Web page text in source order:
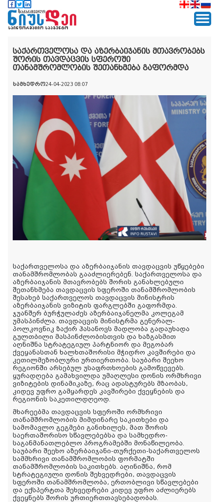
საქართველოსა და აზერბაიჯანის მთავრობებს
შორის თავდაცვის სფეროში
თანამშრომლობის შეთანხმება გაფორმდა
სამხედრო24-04-2023 08:07
საქართველოსა და აზერბაიჯანის თავდაცვის უწყებები
თანამშრომლობას გააძლიერებენ. საქართველოსა და
აზერბაიჯანის მთავრობებს შორის განახლებული
შეთანხმება თავდაცვის სფეროში თანამშრომლობის
შესახებ საქართველოს თავდაცვის მინისტრის
აზერბაიჯანის ვიზიტის ფარგლებში გაფორმდა.
ჯუანშერ ბურჭულაძეს აზერბაიჯანელმა კოლეგამ
უმასპინძლა. თავდაცვის მინისტრმა გენერალ-
პოლკოვნიკ ზაქირ ჰასანოვს მადლობა გადაუხადა
გულთბილი მასპინძლობისთვის და ხაზგასმით
აღნიშნა სტრატეგიულ პარტნიორ და მეგობარ
ქვეყანასთან ხალხთაშორისი მჭიდრო კავშირები და
კეთილმეზობლური ურთიერთობა. საუბარი შეეხო
რეგიონში არსებულ უსაფრთხოების გამოწვევებს.
ყურადღება გამახვილდა უმაღლესი დონის ორმხრივი
ვიზიტების დინამიკაზე, რაც ადასტურებს მზაობას,
კიდევ უფრო გამყარდეს კავშირები ქვეყნების და
რეგიონის საკეთილდღეოდ.
მხარეებმა თავდაცვის სფეროში ორმხრივი
თანამშრომლობის მიმდინარე საკითხები და
სამომავლო გეგმები განიხილეს, მათ შორის
საერთაშორისო სწავლებებსა და სამხედრო-
საგანმანათლებლო პროგრამებში მონაწილეობა.
საუბარი შეეხო აზერბაიჯანი-თურქეთი-საქართველოს
სამმხრივი თანამშრომლობის ფორმატში
თანამშრომლობის საკითხებს. აღინიშნა, რომ
სტრატეგიული დონის შეხვედრები, თავდაცვის
სფეროში თანამშრომლობა, ერთობლივი სწავლებები
და ექსპერტთა შეხვედრები კიდევ უფრო აძლიერებს
ქვეყნებს შორის ურთიერთთავსებადობას.